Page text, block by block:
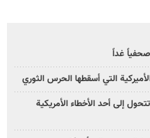
غداً
التي أسقطها الحرس الثوري
إلى أحد الأخطاء الأمريكية